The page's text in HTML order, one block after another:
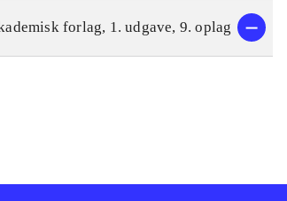
forlag, 1. udgave, 9. oplag